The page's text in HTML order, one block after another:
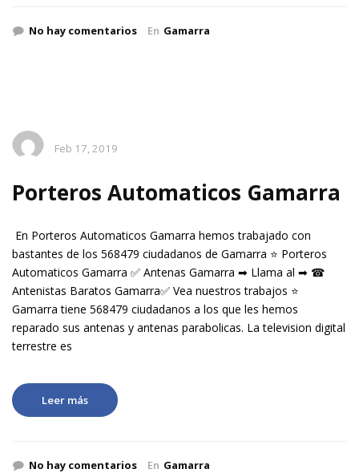
No hay comentarios En Gamarra
Feb 17, 2019
Porteros Automaticos Gamarra
En Porteros Automaticos Gamarra hemos trabajado con
bastantes de los 568479 ciudadanos de Gamarra ⭐ Porteros
Automaticos Gamarra ✅ Antenas Gamarra ➡ Llama al ➡ ☎
Antenistas Baratos Gamarra✅ Vea nuestros trabajos ⭐
Gamarra tiene 568479 ciudadanos a los que les hemos
reparado sus antenas y antenas parabolicas. La television digital
terrestre es
Leer más
No hay comentarios En Gamarra